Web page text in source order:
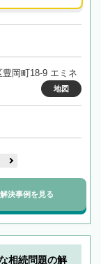
岡町18-9 エミネ
地図
解決事例を見る
相続問題の解